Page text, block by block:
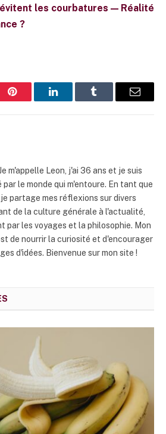
les courbatures — Réalité
?
Pinterest LinkedInTumblr
E-
m'appelle Leon, j'ai 36 ans et je suis
par le monde qui m'entoure. En tant que
partage mes réflexions sur divers
de la culture générale à l'actualité,
par les voyages et la philosophie. Mon
de nourrir la curiosité et d'encourager
d'idées. Bienvenue sur mon site !